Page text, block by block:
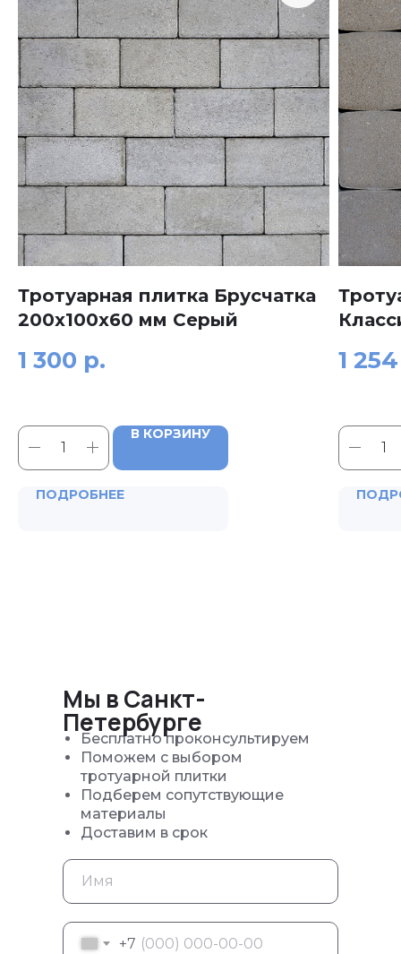
Тротуарная плитка Брусчатка
200x100x60 мм Серый
1 300 р.
В КОРЗИНУ
ПОДРОБНЕЕ
1 254
Бесплатно проконсультируем
Поможем с выбором
тротуарной плитки
Подберем сопутствующие
материалы
Доставим в срок
Мы в Санкт-
Петербурге
+7